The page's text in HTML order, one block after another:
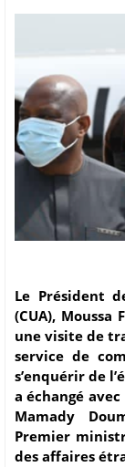
Le Président
(CUA),
une visite de
service de
s’enquérir de
a échangé
Mamady
Premier
des affaires